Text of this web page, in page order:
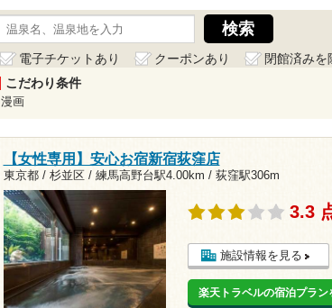
電子チケットあり クーポンあり
閉館済みを
こだわり条件
漫画
【女性専用】安心お宿新宿荻窪店
東京都 / 杉並区 / 練馬高野台駅4.00km / 荻窪駅306m
3.3
施設情報を見る
楽天トラベルの宿泊プラン